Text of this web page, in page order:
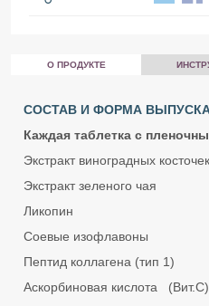
О ПРОДУКТЕ
СОСТАВ И ФОРМА
Каждая таблетка с
Экстракт виноградных косточек
Экстракт зеленого чая
Ликопин
Соевые изофлавоны
Пептид коллагена (тип 1)
Аскорбиновая кислота (Вит.С)